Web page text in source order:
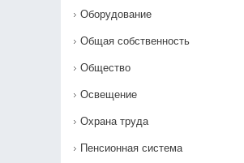
Оборудование
Общая собственность
Общество
Освещение
Охрана труда
Пенсионная система